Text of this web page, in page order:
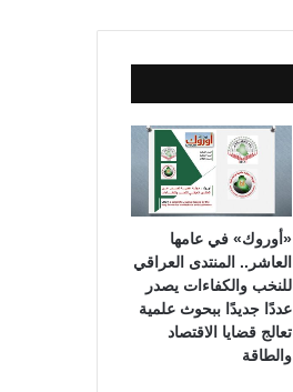
«أوروك» في عامها
العاشر.. المنتدى العراقي
للنخب والكفاءات يصدر
عددًا جديدًا ببحوث علمية
تعالج قضايا الاقتصاد
والطاقة